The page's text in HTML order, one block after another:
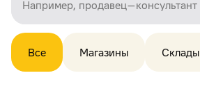
Все Магазины Склады